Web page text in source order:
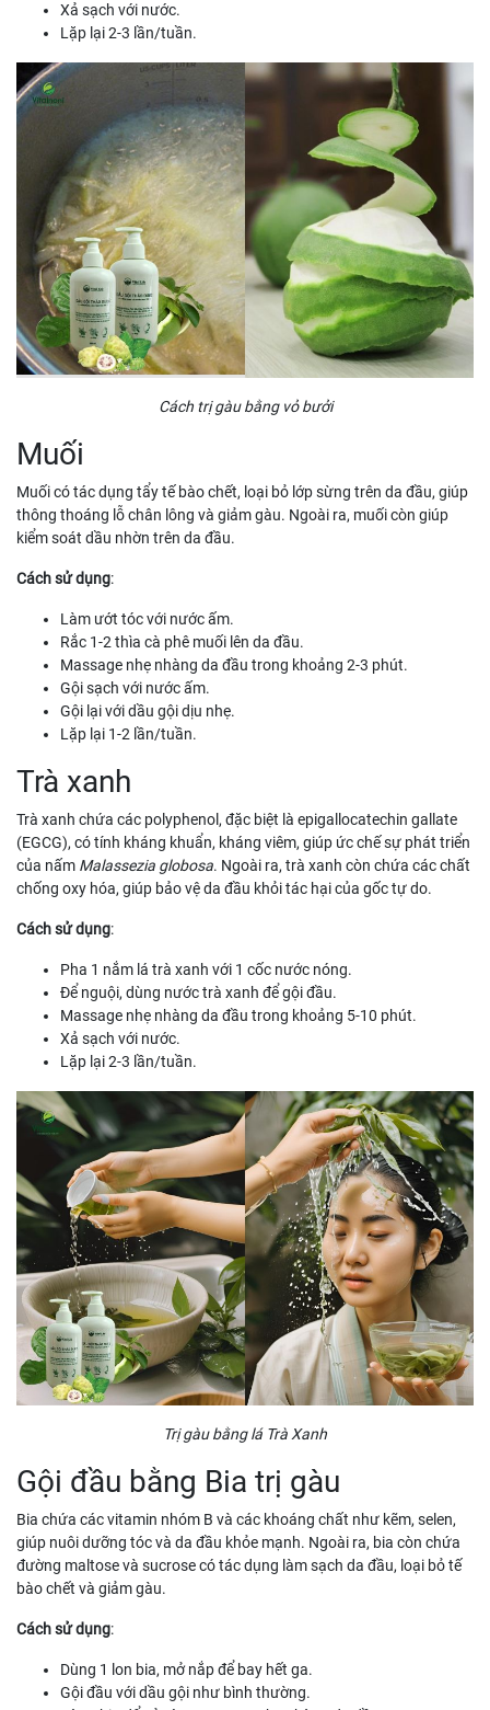
Xả sạch với nước.
Lặp lại 2-3 lần/tuần.
Cách trị gàu bằng vỏ bưởi
Muối
Muối có tác dụng tẩy tế bào chết, loại bỏ lớp sừng trên da đầu, giúp
thông thoáng lỗ chân lông và giảm gàu. Ngoài ra, muối còn giúp
kiểm soát dầu nhờn trên da đầu.
Cách sử dụng:
Làm ướt tóc với nước ấm.
Rắc 1-2 thìa cà phê muối lên da đầu.
Massage nhẹ nhàng da đầu trong khoảng 2-3 phút.
Gội sạch với nước ấm.
Gội lại với dầu gội dịu nhẹ.
Lặp lại 1-2 lần/tuần.
Trà xanh
Trà xanh chứa các polyphenol, đặc biệt là epigallocatechin gallate
(EGCG), có tính kháng khuẩn, kháng viêm, giúp ức chế sự phát triển
của nấm Malassezia globosa. Ngoài ra, trà xanh còn chứa các chất
chống oxy hóa, giúp bảo vệ da đầu khỏi tác hại của gốc tự do.
Cách sử dụng:
Pha 1 nắm lá trà xanh với 1 cốc nước nóng.
Để nguội, dùng nước trà xanh để gội đầu.
Massage nhẹ nhàng da đầu trong khoảng 5-10 phút.
Xả sạch với nước.
Lặp lại 2-3 lần/tuần.
Trị gàu bằng lá Trà Xanh
Gội đầu bằng Bia trị gàu
Bia chứa các vitamin nhóm B và các khoáng chất như kẽm, selen,
giúp nuôi dưỡng tóc và da đầu khỏe mạnh. Ngoài ra, bia còn chứa
đường maltose và sucrose có tác dụng làm sạch da đầu, loại bỏ tế
bào chết và giảm gàu.
Cách sử dụng:
Dùng 1 lon bia, mở nắp để bay hết ga.
Gội đầu với dầu gội như bình thường.